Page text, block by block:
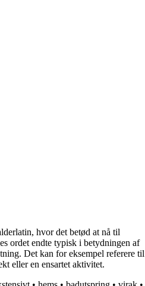
hvor det betød at nå til
ordet endte typisk i betydningen af
Det kan for eksempel referere til
eller en ensartet aktivitet.